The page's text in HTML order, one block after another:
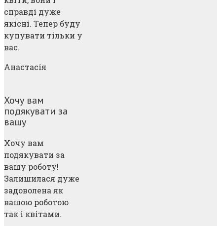
справді дуже
якісні. Тепер буду
купувати тільки у
вас.
Анастасія
Хочу вам
подякувати за
вашу
Хочу вам
подякувати за
вашу роботу!
Залишилася дуже
задоволена як
вашою роботою
так і квітами.